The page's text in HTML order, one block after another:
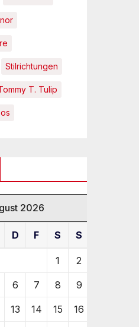
Stilrichtungen
T. Tulip
2026
D F S S
1 2
6 7 8 9
13 14 15 16